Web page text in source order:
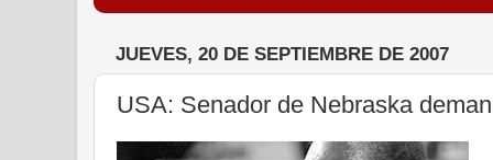
JUEVES, 20 DE SEPTIEMBRE DE 2007
USA: Senador de Nebraska